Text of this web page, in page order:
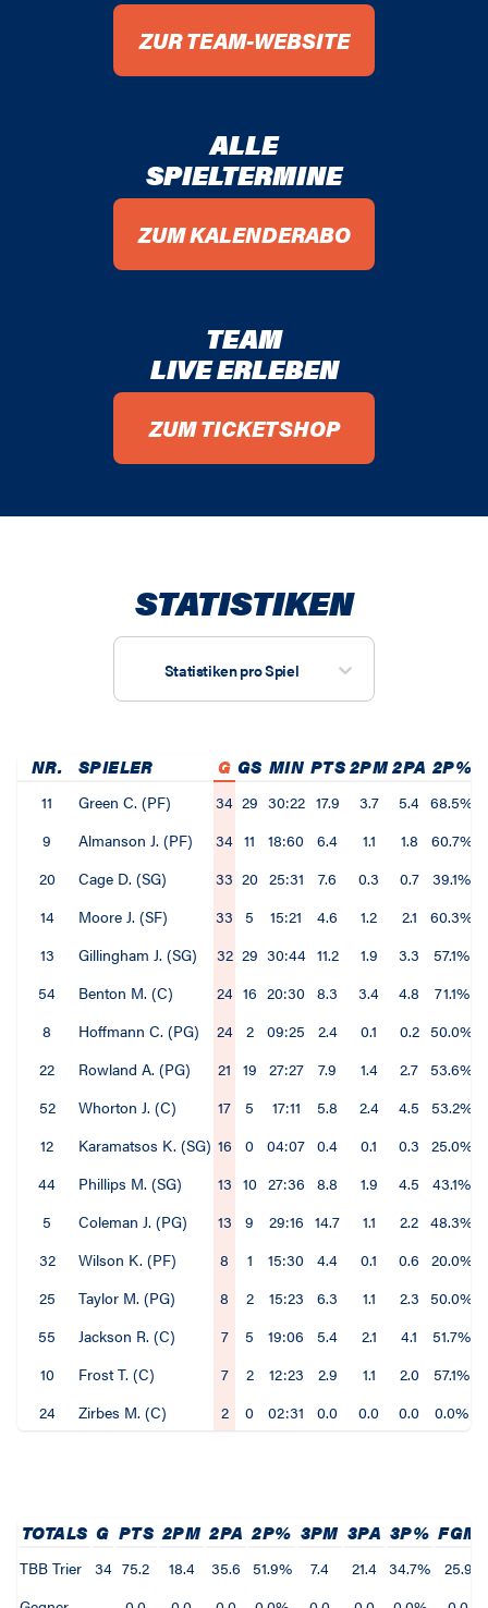
ZUR TEAM-WEBSITE
ALLE
SPIELTERMINE
ZUM KALENDERABO
TEAM
LIVE ERLEBEN
ZUM TICKETSHOP
STATISTIKEN
Statistiken pro Spiel
NR. SPIELER G GS MIN PTS2PM2PA 2P%
11 Green C. (PF) 34 29 30:22 17.9 3.7 5.4 68.5%
9
Almanson J. (PF) 34 11 18:60 6.4 1.1 1.8 60.7%
20
Cage D. (SG) 33 20 25:31 7.6 0.3 0.7
39.1%
14
Moore J. (SF) 33 5 15:21 4.6 1.2 2.1 60.3%
13
Gillingham J. (SG) 32 29 30:44 11.2 1.9 3.3
57.1%
54
Benton M. (C) 24 16 20:30 8.3 3.4 4.8 71.1%
8
Hoffmann C. (PG) 24 2 09:25 2.4 0.1 0.2 50.0%
22
Rowland A. (PG) 21 19 27:27 7.9 1.4 2.7 53.6%
52
Whorton J. (C) 17 5 17:11 5.8 2.4 4.5
53.2%
12
Karamatsos K. (SG) 16 0 04:07 0.4 0.1 0.3 25.0%
44
Phillips M. (SG) 13 10 27:36 8.8 1.9 4.5 43.1%
5
Coleman J. (PG) 13 9 29:16 14.7 1.1 2.2 48.3%
32
Wilson K. (PF) 8 1 15:30 4.4 0.1 0.6 20.0%
25
Taylor M. (PG) 8 2 15:23 6.3 1.1 2.3 50.0%
55
Jackson R. (C) 7 5 19:06 5.4 2.1 4.1 51.7%
10
Frost T. (C) 7 2 12:23 2.9 1.1 2.0 57.1%
24
Zirbes M. (C) 2 0 02:31 0.0 0.0 0.0 0.0%
TOTALS G PTS 2PM 2PA 2P% 3PM 3PA 3P% FGM
TBB Trier 34 75.2 18.4 35.6 51.9% 7.4 21.4 34.7%
25.9